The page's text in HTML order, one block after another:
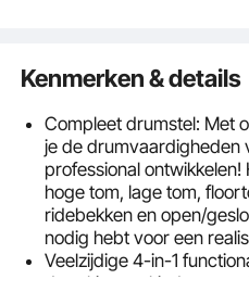
Kenmerken & details
Compleet drumstel: Met
je de drumvaardigheden
professional
hoge tom, lage tom,
ridebekken en open/
nodig hebt voor een
Veelzijdige 4-in-1
drumkit voor kinderen